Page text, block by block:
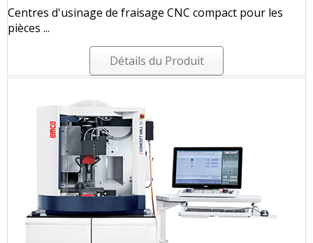
Centres d'usinage de fraisage CNC compact pour les
pièces ...
Détails du Produit